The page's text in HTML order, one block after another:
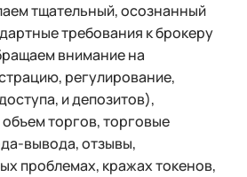
тщательный, осознанный
требования к брокеру
внимание на
регулирование,
и депозитов),
торгов, торговые
вывода, отзывы,
проблемах, кражах токенов,